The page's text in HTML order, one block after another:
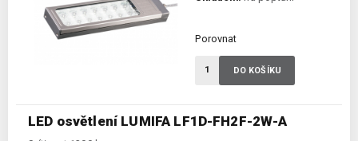
LED osvětlení LUMIFA LF1D-FH2F-2W-A
Porovnat
DO KOŠÍKU